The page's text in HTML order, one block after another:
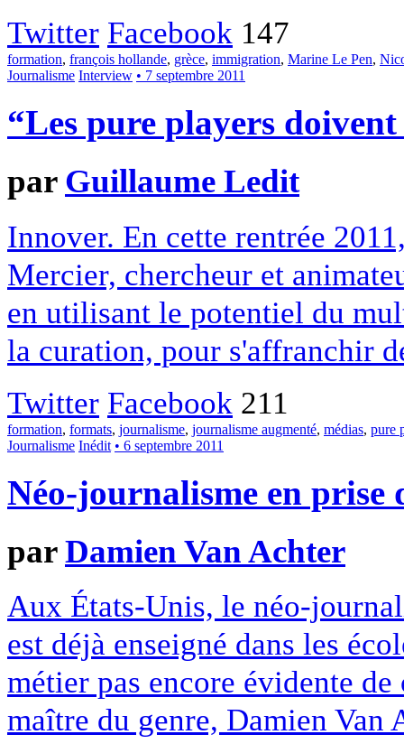
Twitter Facebook 147
formation, françois hollande, grèce, immigration, Marine Le Pen,
Journalisme Interview • 7 septembre 2011
“Les pure players
par Guillaume Ledit
Innover. En cette rentrée
Mercier, chercheur et
en utilisant le potentiel du
la curation, pour s'affranchir
Twitter Facebook 211
formation, formats, journalisme, journalisme augmenté, médias, pure
Journalisme Inédit • 6 septembre 2011
Néo-journalisme en prise
parDamien Van Achter
Aux États-Unis, le néo-
est déjà enseigné dans les
métier pas encore évidente
maître du genre, Damien Van